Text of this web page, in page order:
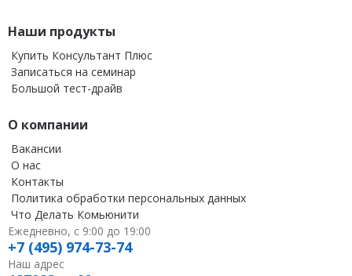
Наши продукты
Купить Консультант Плюс
Записаться на семинар
Большой тест-драйв
О компании
Вакансии
О нас
Контакты
Политика обработки персональных данных
Что Делать Комьюнити
Ежедневно, с 9:00 до 19:00
+7 (495) 974-73-74
Наш адрес